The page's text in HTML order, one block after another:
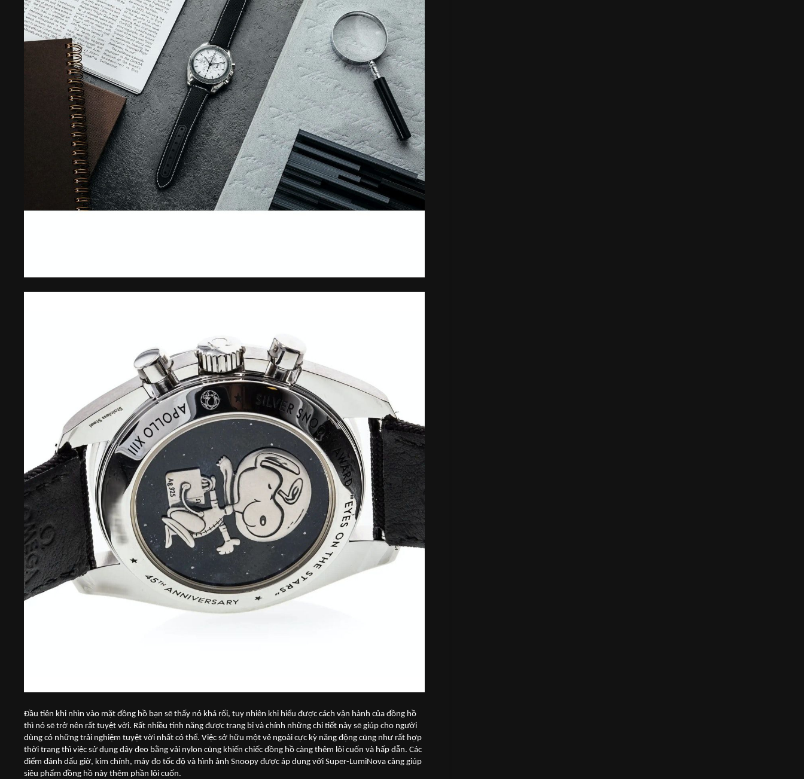
Đầu tiên khi nhìn vào mặt đồng hồ bạn sẽ thấy nó khá rối, tuy nhiên khi hiểu được cách vận hành của đồng hồ
thì nó sẽ trở nên rất tuyệt vời. Rất nhiều tính năng được trang bị và chính những chi tiết này sẽ giúp cho người
dùng có những trải nghiệm tuyệt vời nhất có thể. Việc sở hữu một vẻ ngoài cực kỳ năng động cũng như rất hợp
thời trang thì việc sử dụng dây đeo bằng vải nylon cũng khiến chiếc đồng hồ càng thêm lôi cuốn và hấp dẫn. Các
điểm đánh dấu giờ, kim chính, máy đo tốc độ và hình ảnh Snoopy được áp dụng với Super-LumiNova càng giúp
siêu phẩm đồng hồ này thêm phần lôi cuốn.